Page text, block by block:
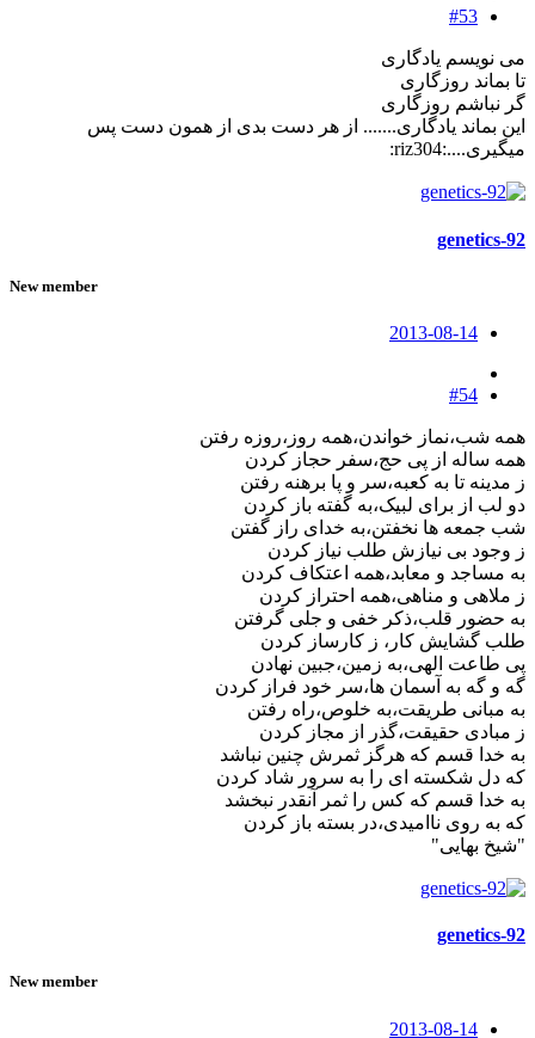
#53
می نویسم یادگاری
تا بماند روزگاری
گر نباشم روزگاری
این بماند یادگاری....... از هر دست بدی از همون دست پس
میگیری....:riz304:
genetics-92
New member
2013-08-14
#54
همه شب،نماز خواندن،همه روز،روزه رفتن
همه ساله از پی حج،سفر حجاز کردن
ز مدینه تا به کعبه،سر و پا برهنه رفتن
دو لب از برای لبیک،به گفته باز کردن
شب جمعه ها نخفتن،به خدای راز گفتن
ز وجود بی نیازش طلب نیاز کردن
به مساجد و معابد،همه اعتکاف کردن
ز ملاهی و مناهی،همه احتراز کردن
به حضور قلب،ذکر خفی و جلی گرفتن
طلب گشایش کار، ز کارساز کردن
پی طاعت الهی،به زمین،جبین نهادن
گه و گه به آسمان ها،سر خود فراز کردن
به مبانی طریقت،به خلوص،راه رفتن
ز مبادی حقیقت،گذر از مجاز کردن
به خدا قسم که هرگز ثمرش چنین نباشد
که دل شکسته ای را به سرور شاد کردن
به خدا قسم که کس را ثمر آنقدر نبخشد
که به روی ناامیدی،در بسته باز کردن
"شیخ بهایی"
genetics-92
New member
2013-08-14